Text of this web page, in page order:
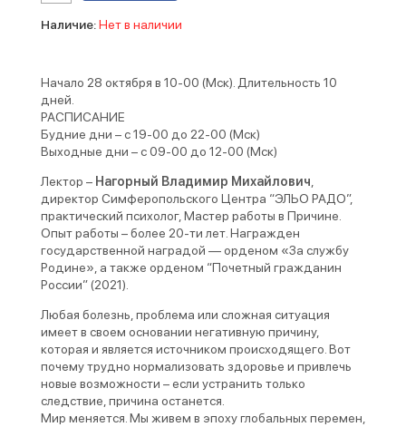
в
Причине.
Наличие:Нет в наличии
Начало 28 октября в 10-00 (Мск). Длительность 10
дней.
РАСПИСАНИЕ
Будние дни – с 19-00 до 22-00 (Мск)
Выходные дни – с 09-00 до 12-00 (Мск)
Лектор – Нагорный Владимир Михайлович
директор Симферопольского Центра “ЭЛЬО РАДО”,
практический психолог, Мастер работы в Причине.
Опыт работы – более 20-ти лет. Награжден
государственной наградой — орденом «За службу
Родине», а также орденом “Почетный гражданин
России” (2021).
Любая болезнь, проблема или сложная ситуация
имеет в своем основании негативную причину,
которая и является источником происходящего. Вот
почему трудно нормализовать здоровье и привлечь
новые возможности – если устранить только
следствие, причина останется.
Мир меняется. Мы живем в эпоху глобальных перемен,